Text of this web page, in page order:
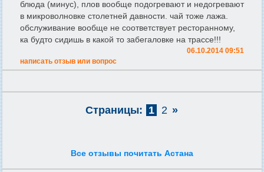
блюда (минус), плов вообще подогревают и недогревают
в микроволновке столетней давности. чай тоже лажа.
обслуживание вообще не соответствует ресторанному,
ка будто сидишь в какой то забегаловке на трассе!!!
06.10.2014 09:51
написать отзыв или вопрос
Страницы: 1 2 »
Все отзывы почитать Астана